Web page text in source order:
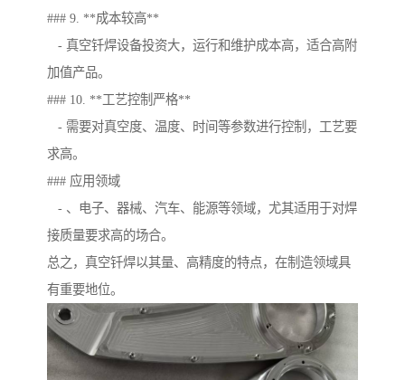
### 9. **成本较高**
- 真空钎焊设备投资大，运行和维护成本高，适合高附
加值产品。
### 10. **工艺控制严格**
- 需要对真空度、温度、时间等参数进行控制，工艺要
求高。
### 应用领域
- 、电子、器械、汽车、能源等领域，尤其适用于对焊
接质量要求高的场合。
总之，真空钎焊以其量、高精度的特点，在制造领域具
有重要地位。